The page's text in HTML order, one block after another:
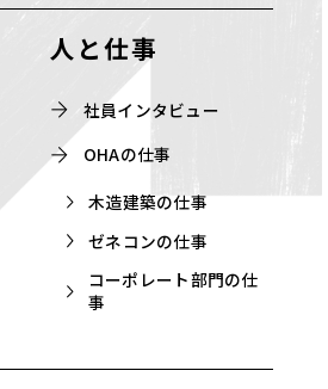
人と仕事
社員インタビュー
OHAの仕事
木造建築の仕事
ゼネコンの仕事
コーポレート部門の仕
事